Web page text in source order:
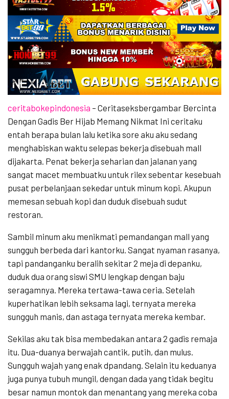
ceritabokepindonesia – Ceritaseksbergambar Bercinta
Dengan Gadis Ber Hijab Memang Nikmat Ini ceritaku
entah berapa bulan lalu ketika sore aku aku sedang
menghabiskan waktu selepas bekerja disebuah mall
dijakarta. Penat bekerja seharian dan jalanan yang
sangat macet membuatku untuk rilex sebentar kesebuah
pusat perbelanjaan sekedar untuk minum kopi. Akupun
memesan sebuah kopi dan duduk disebuah sudut
restoran.
Sambil minum aku menikmati pemandangan mall yang
sungguh berbeda dari kantorku. Sangat nyaman rasanya,
tapi pandanganku beralih sekitar 2 meja di depanku,
duduk dua orang siswi SMU lengkap dengan baju
seragamnya. Mereka tertawa-tawa ceria. Setelah
kuperhatikan lebih seksama lagi, ternyata mereka
sungguh manis, dan astaga ternyata mereka kembar.
Sekilas aku tak bisa membedakan antara 2 gadis remaja
itu. Dua-duanya berwajah cantik, putih, dan mulus.
Sungguh wajah yang enak dpandang. Selain itu keduanya
juga punya tubuh mungil, dengan dada yang tidak begitu
besar namun montok dan menantang yang mereka coba